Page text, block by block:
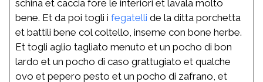
schina et caccia fore le interiori et lavala molto
bene. Et da poi togli i fegatelli de la ditta porchetta
et battili bene col coltello, inseme con bone herbe.
Et togli aglio tagliato menuto et un pocho di bon
lardo et un pocho di caso grattugiato et qualche
ovo et pepero pesto et un pocho di zafrano, et